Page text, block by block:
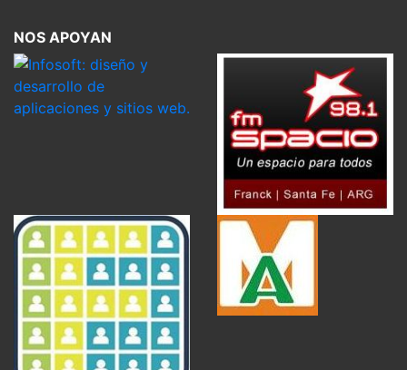
NOS APOYAN